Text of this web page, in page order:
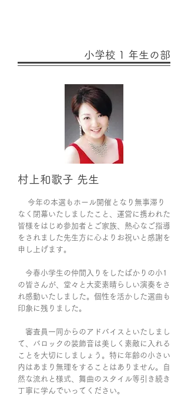
小学校 1 年生の部
村上和歌子 先生
今年の本選もホール開催となり無事滞り
なく閉幕いたしましたこと、運営に携われた
皆様をはじめ参加者とご家族、熱心なご指導
をされました先生方に心よりお祝いと感謝を
申し上げます。
今春小学生の仲間入りをしたばかりの小1
の皆さんが、堂々と大変素晴らしい演奏をさ
れ感動いたしました。個性を活かした選曲も
印象に残りました。
審査員一同からのアドバイスといたしまし
て、バロックの装飾音は美しく素敵に入れる
ことを大切にしましょう。特に年齢の小さい
内はあまり無理をすることはありません。自
然な流れと様式、舞曲のスタイル等引き続き
丁寧に学んでいってください。